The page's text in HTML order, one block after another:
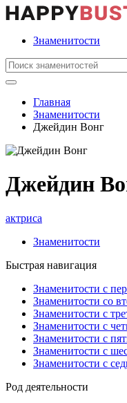
Знаменитости
Главная
Знаменитости
Джейдин Вонг
Джейдин
актриса
Знаменитости
Быстрая навигация
Знаменитости с
Знаменитости со
Знаменитости с
Знаменитости с
Знаменитости с
Знаменитости с
Знаменитости с
Род деятельности